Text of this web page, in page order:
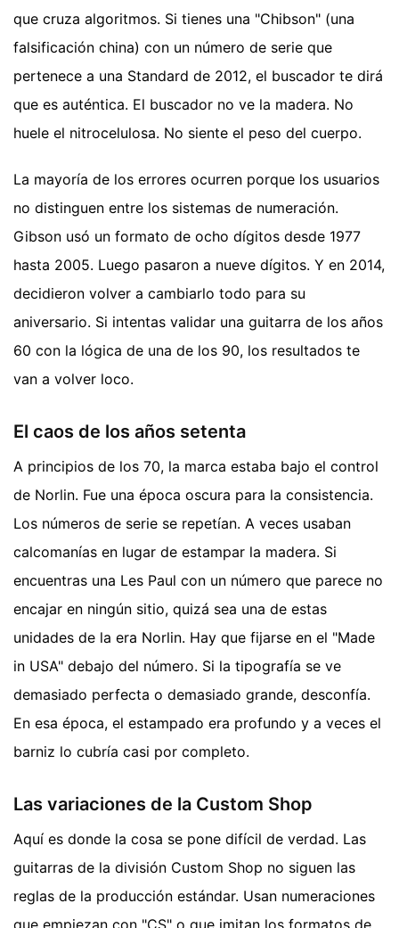
que cruza algoritmos. Si tienes una "Chibson" (una
falsificación china) con un número de serie que
pertenece a una Standard de 2012, el buscador te dirá
que es auténtica. El buscador no ve la madera. No
huele el nitrocelulosa. No siente el peso del cuerpo.
La mayoría de los errores ocurren porque los usuarios
no distinguen entre los sistemas de numeración.
Gibson usó un formato de ocho dígitos desde 1977
hasta 2005. Luego pasaron a nueve dígitos. Y en 2014,
decidieron volver a cambiarlo todo para su
aniversario. Si intentas validar una guitarra de los años
60 con la lógica de una de los 90, los resultados te
van a volver loco.
El caos de los años setenta
A principios de los 70, la marca estaba bajo el control
de Norlin. Fue una época oscura para la consistencia.
Los números de serie se repetían. A veces usaban
calcomanías en lugar de estampar la madera. Si
encuentras una Les Paul con un número que parece no
encajar en ningún sitio, quizá sea una de estas
unidades de la era Norlin. Hay que fijarse en el "Made
in USA" debajo del número. Si la tipografía se ve
demasiado perfecta o demasiado grande, desconfía.
En esa época, el estampado era profundo y a veces el
barniz lo cubría casi por completo.
Las variaciones de la Custom Shop
Aquí es donde la cosa se pone difícil de verdad. Las
guitarras de la división Custom Shop no siguen las
reglas de la producción estándar. Usan numeraciones
que empiezan con "CS" o que imitan los formatos de